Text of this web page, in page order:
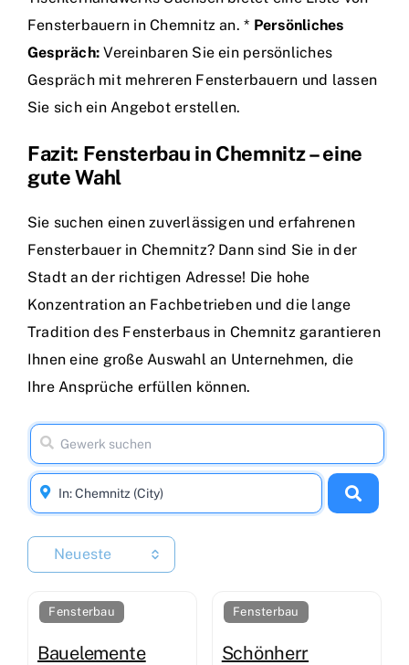
Fensterbauern in Chemnitz an. * Persönliches
Gespräch: Vereinbaren Sie ein persönliches
Gespräch mit mehreren Fensterbauern und lassen
Sie sich ein Angebot erstellen.
Fazit: Fensterbau in Chemnitz – eine
gute Wahl
Sie suchen einen zuverlässigen und erfahrenen
Fensterbauer in Chemnitz? Dann sind Sie in der
Stadt an der richtigen Adresse! Die hohe
Konzentration an Fachbetrieben und die lange
Tradition des Fensterbaus in Chemnitz garantieren
Ihnen eine große Auswahl an Unternehmen, die
Ihre Ansprüche erfüllen können.
Neueste
Fensterbau
Bauelemente
Fensterbau
Schönherr